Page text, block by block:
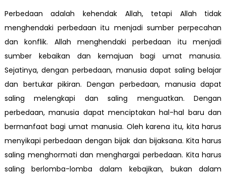
Perbedaan adalah kehendak Allah, tetapi Allah tidak
menghendaki perbedaan itu menjadi sumber perpecahan
dan konflik. Allah menghendaki perbedaan itu menjadi
sumber kebaikan dan kemajuan bagi umat manusia.
Sejatinya, dengan perbedaan, manusia dapat saling belajar
dan bertukar pikiran. Dengan perbedaan, manusia dapat
saling melengkapi dan saling menguatkan. Dengan
perbedaan, manusia dapat menciptakan hal-hal baru dan
bermanfaat bagi umat manusia. Oleh karena itu, kita harus
menyikapi perbedaan dengan bijak dan bijaksana. Kita harus
saling menghormati dan menghargai perbedaan. Kita harus
saling berlomba-lomba dalam kebajikan, bukan dalam